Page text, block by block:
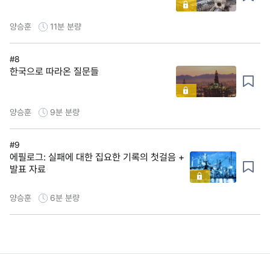
양승훈 11분 분량
#8
한국으로 따라온 질문들
양승훈 9분 분량
#9
에필로그: 실패에 대한 집요한 기록의 첫걸음 +
발표 자료
양승훈 6분 분량